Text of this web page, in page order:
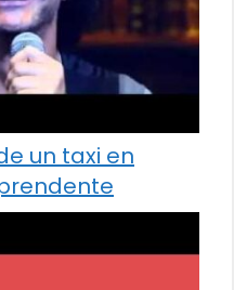
un taxi en